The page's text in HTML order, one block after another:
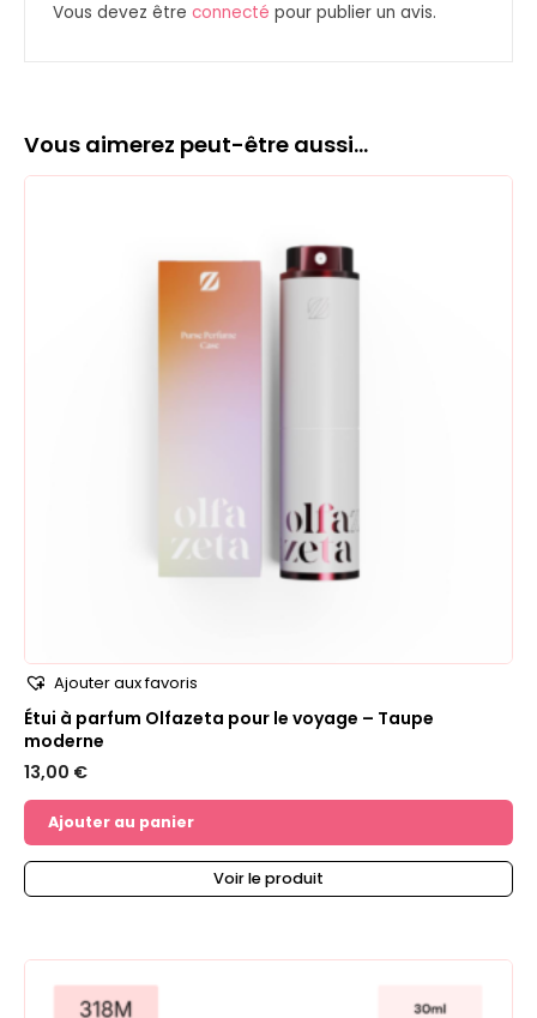
Vous devez être connecté pour publier un avis.
Vous aimerez peut-être aussi…
Ajouter aux favoris
Étui à parfum Olfazeta pour le voyage – Taupe
moderne
13,00 €
Ajouter au panier
Voir le produit